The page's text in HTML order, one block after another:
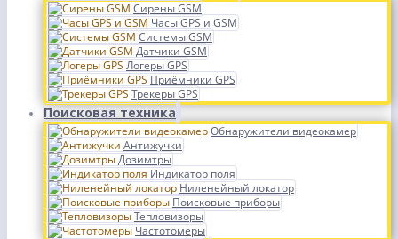
Сирены GSM
Часы GPS и GSM
Системы GSM
Датчики GSM
Логеры GPS
Приёмники GPS
Трекеры GPS
Поисковая техника
Обнаружители видеокамер
Антижучки
Дозимтры
Индикатор поля
Ниленейный локатор
Поисковые приборы
Тепловизоры
Частотомеры